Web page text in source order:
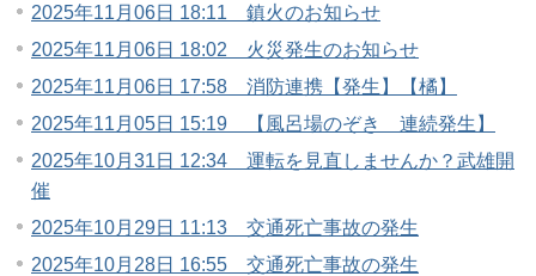
2025年11月06日 18:11 鎮火のお知らせ
2025年11月06日 18:02 火災発生のお知らせ
2025年11月06日 17:58 消防連携【発生】【橘】
2025年11月05日 15:19 【風呂場のぞき 連続発生】
2025年10月31日 12:34 運転を見直しませんか？武雄開
催
2025年10月29日 11:13 交通死亡事故の発生
2025年10月28日 16:55 交通死亡事故の発生